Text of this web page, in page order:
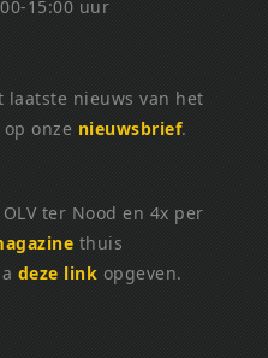
15:00 uur
laatste nieuws van het
onze nieuwsbrief.
ter Nood en 4x per
thuis
deze link opgeven.